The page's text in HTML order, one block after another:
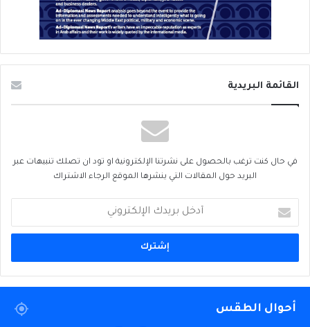
القائمة البريدية
في حال كنت ترغب بالحصول على نشرتنا الإلكترونية او تود ان تصلك تنبيهات عبر
البريد حول المقالات التي ينشرها الموقع الرجاء الاشتراك
بريدك
الإلكتروني
أحوال الطقس